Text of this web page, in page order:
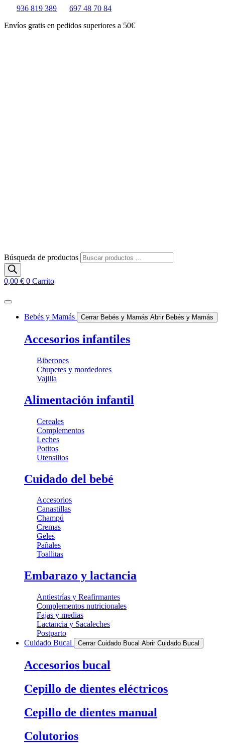
contenido
936 819 389
697 48 70 84
Envíos gratis en pedidos superiores a 50€
Búsqueda de productos
0,00 € 0 Carrito
Bebés y Mamás Cerrar Bebés y Mamás Abrir Bebés y Mamás
Accesorios infantiles
Biberones
Chupetes y mordedores
Vajilla
Alimentación infantil
Cereales
Complementos
Leches
Potitos
Utensilios
Cuidado del bebé
Accesorios
Canastillas
Champú
Cremas
Geles
Pañales
Toallitas
Embarazo y lactancia
Antiestrías y Reafirmantes
Complementos nutricionales
Fajas y medias
Lactancia y Sacaleches
Postparto
Cuidado Bucal
Cerrar Cuidado Bucal Abrir Cuidado Bucal
Accesorios bucal
Cepillo de dientes eléctricos
Cepillo de dientes manual
Colutorios